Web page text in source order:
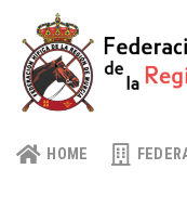
content
HOME